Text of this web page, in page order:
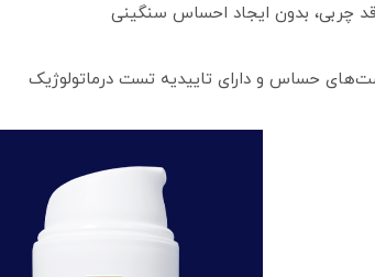
چربی، بدون ایجاد احساس سنگینی
حساس و دارای تاییدیه تست درماتولوژیک